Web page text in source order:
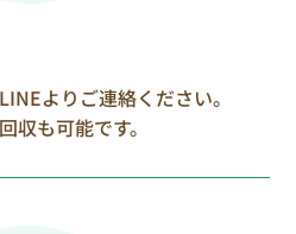
よりご連絡ください。
収も可能です。